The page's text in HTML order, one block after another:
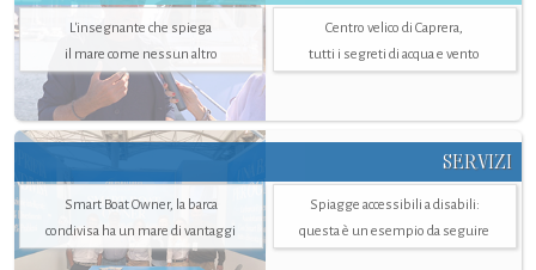
L'insegnante che spiega
il mare come nessun altro
Centro velico di Caprera,
tutti i segreti di acqua e vento
SERVIZI
Smart Boat Owner, la barca
condivisa ha un mare di vantaggi
Spiagge accessibili a disabili:
questa è un esempio da seguire